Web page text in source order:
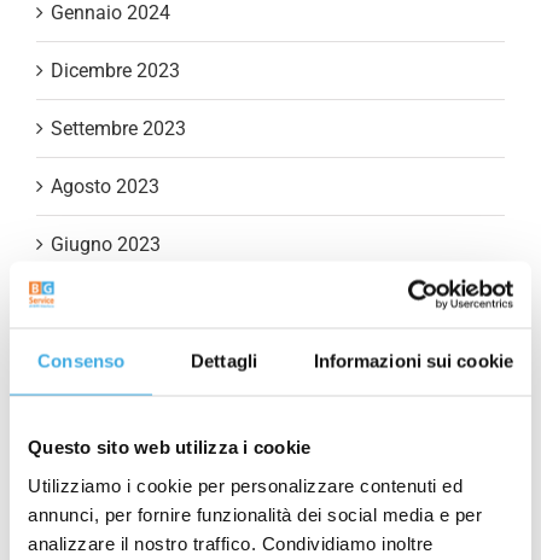
Consenso Dettagli Informazioni sui cookie
Questo sito web utilizza i cookie
Utilizziamo i cookie per personalizzare contenuti ed
annunci, per fornire funzionalità dei social media e per
analizzare il nostro traffico. Condividiamo inoltre
Gennaio 2024
Dicembre 2023
Settembre 2023
Agosto 2023
Giugno 2023
Aprile 2023
Marzo 2023
Novembre 2022
Settembre 2022